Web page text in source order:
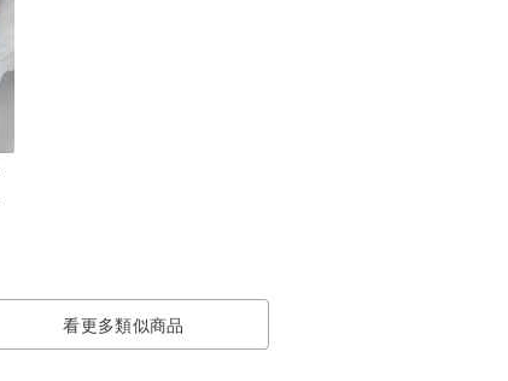
看更多類似商品